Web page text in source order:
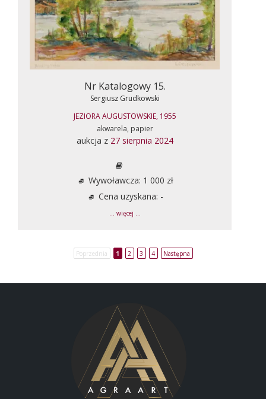
Nr Katalogowy 15.
Sergiusz Grudkowski
JEZIORA AUGUSTOWSKIE, 1955
akwarela, papier
aukcja z 27 sierpnia 2024
Wywoławcza: 1 000 zł
Cena uzyskana: -
... więcej ...
Poprzednia 1 2 3 4 Następna